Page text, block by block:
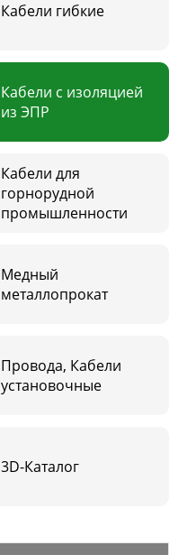
Кабели гибкие
Кабели с изоляцией
из ЭПР
Кабели для
горнорудной
промышленности
Медный
металлопрокат
Провода, Кабели
установочные
3D-Каталог